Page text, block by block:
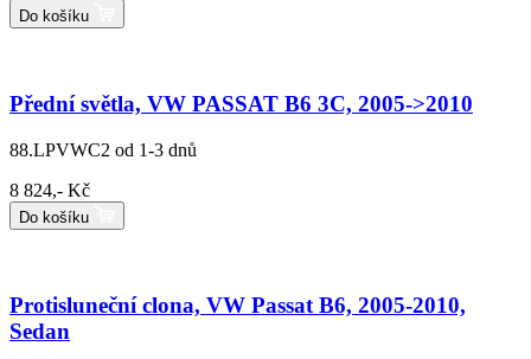
Do košíku
Přední světla, VW PASSAT B6 3C, 2005->2010
88.LPVWC2 od 1-3 dnů
8 824,- Kč
Do košíku
Protisluneční clona, VW Passat B6, 2005-2010,
Sedan